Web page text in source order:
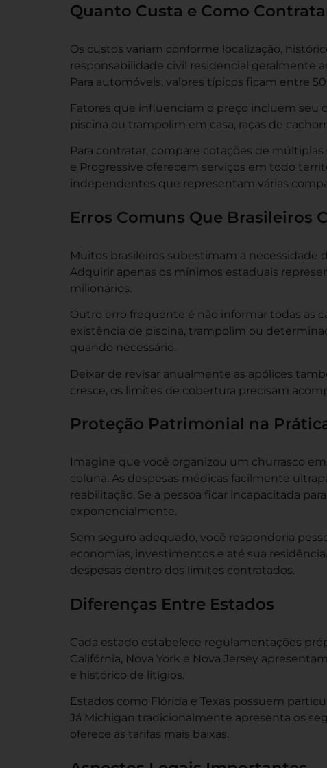
Quanto Custa e Como
Os custos variam conforme localização,
responsabilidade civil residencial geralmente
Para automóveis, valores típicos ficam entre
Fatores que influenciam o preço incluem seu
piscina ou trampolim em casa, raças de
Para contratar, compare cotações de
e Progressive oferecem serviços em todo
independentes que representam várias
Erros Comuns Que Brasileiros
Muitos brasileiros subestimam a necessidade
Adquirir apenas os mínimos estaduais
milionários.
Outro erro frequente é não informar todas as
existência de piscina, trampolim ou
quando necessário.
Deixar de revisar anualmente as apólices
cresce, os limites de cobertura precisam
Proteção Patrimonial na
Imagine que você organizou um churrasco
coluna. As despesas médicas facilmente
reabilitação. Se a pessoa ficar incapacitada
exponencialmente.
Sem seguro adequado, você responderia
economias, investimentos e até sua
despesas dentro dos limites contratados.
Diferenças Entre Estados
Cada estado estabelece regulamentações
Califórnia, Nova York e Nova Jersey
e histórico de litígios.
Estados como Flórida e Texas possuem
Já Michigan tradicionalmente apresenta os
oferece as tarifas mais baixas.